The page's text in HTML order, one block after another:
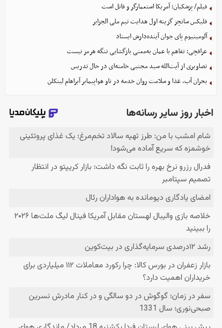
فیلم/ پزشکیان: آمریکا استعمارگر و قاتل است
فلیکس سانچز گزینه اول هدایت تیم ملی الجزایر
آلومینیوم پای جوان آینده‌دارش ایستاد
عراقچی: تفاهم با عمان به‌معنی بازگشایی تنگه هرمز نیست
تصاویری از آیت‌الله سید مجتبی خامنه‌ای در حال تدریس
بحران آب، غذا و سلامت روان خدمه در ناو هواپیمابر آبراهام لینکلن